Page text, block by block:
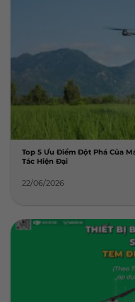
Top 5 Ưu Điểm Đột Phá Của
Tác Hiện Đại
22/06/2026